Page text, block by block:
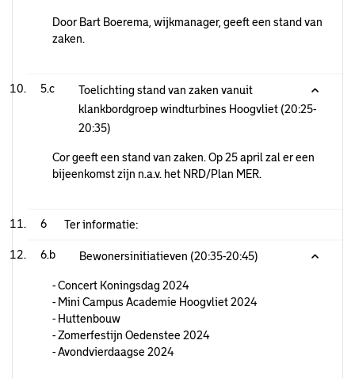
Door Bart Boerema, wijkmanager, geeft een stand van
zaken.
5.c
Toelichting stand van zaken vanuit
klankbordgroep windturbines Hoogvliet (20:25-
20:35)
Cor geeft een stand van zaken. Op 25 april zal er een
bijeenkomst zijn n.a.v. het NRD/Plan MER.
6 Ter informatie:
6.b Bewonersinitiatieven (20:35-20:45)
- Concert Koningsdag 2024
- Mini Campus Academie Hoogvliet 2024
- Huttenbouw
- Zomerfestijn Oedenstee 2024
- Avondvierdaagse 2024